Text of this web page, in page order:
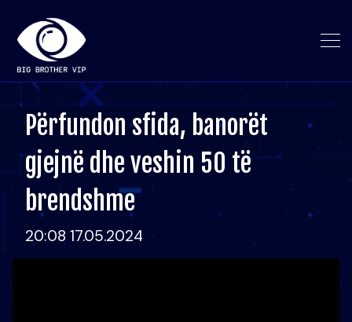
Përfundon sfida, banorët
gjejnë dhe veshin 50 të
brendshme
20:08 17.05.2024